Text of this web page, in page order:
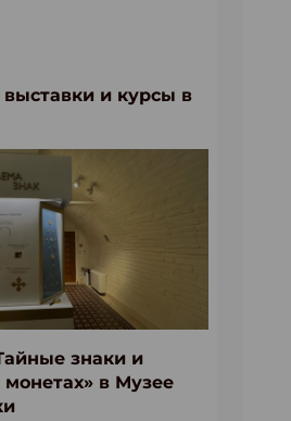
и курсы в
знаки и
в Музее